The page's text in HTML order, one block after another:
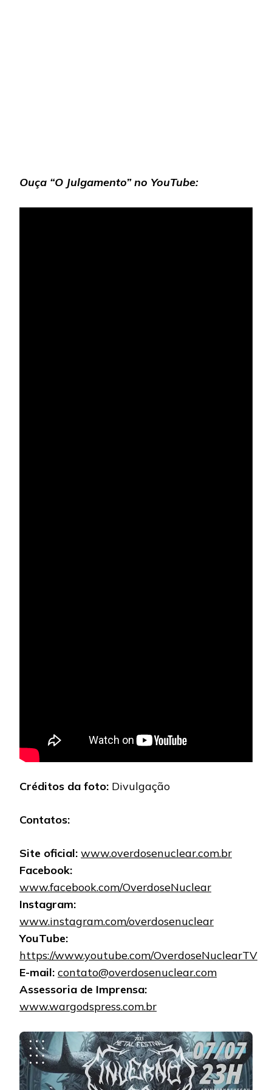
Ouça “O Julgamento” no YouTube:
Créditos da foto: Divulgação
Contatos:
Site oficial: www.overdosenuclear.com.br
Facebook:
www.facebook.com/OverdoseNuclear
Instagram:
www.instagram.com/overdosenuclear
YouTube:
https://www.youtube.com/OverdoseNuclearTV
E-mail: contato@overdosenuclear.com
Assessoria de Imprensa:
www.wargodspress.com.br